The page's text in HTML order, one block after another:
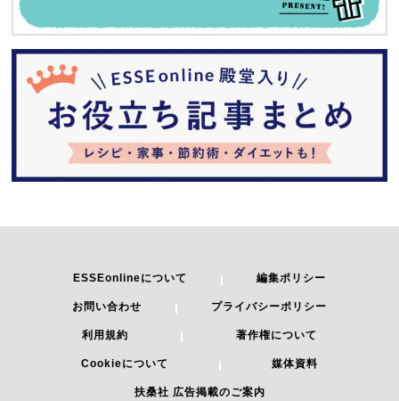
ESSEonlineについて 編集ポリシー
お問い合わせ プライバシーポリシー
利用規約 著作権について
Cookieについて 媒体資料
扶桑社 広告掲載のご案内